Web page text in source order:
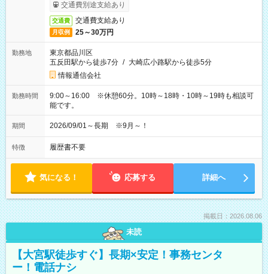
交通費別途支給あり
交通費 交通費支給あり
月収例 25～30万円
勤務地
東京都品川区
五反田駅から徒歩7分 / 大崎広小路駅から徒歩5分
情報通信会社
勤務時間
9:00～16:00 ※休憩60分。10時～18時・10時～19時も相談可
能です。
期間 2026/09/01～長期 ※9月～！
特徴 履歴書不要
気になる！ 応募する 詳細へ
掲載日：2026.08.06
未読
【大宮駅徒歩すぐ】長期×安定！事務センタ
ー！電話ナシ